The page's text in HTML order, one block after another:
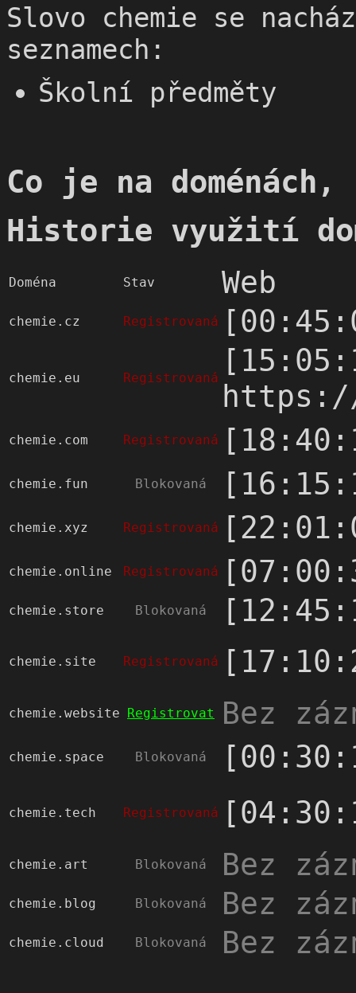
Slovo chemie se
seznamech:
Školní předměty
Co je na
Historie využití
Doména Stav Web
chemie.cz Registrovaná
chemie.eu Registrovaná
https://
chemie.com Registrovaná
chemie.fun Blokovaná
chemie.xyz Registrovaná
chemie.online Registrovaná
chemie.store Blokovaná
chemie.site Registrovaná
chemie.website Registrovat Bez
chemie.space Blokovaná
chemie.tech Registrovaná
chemie.art Blokovaná Bez
chemie.blog Blokovaná Bez
chemie.cloud Blokovaná Bez